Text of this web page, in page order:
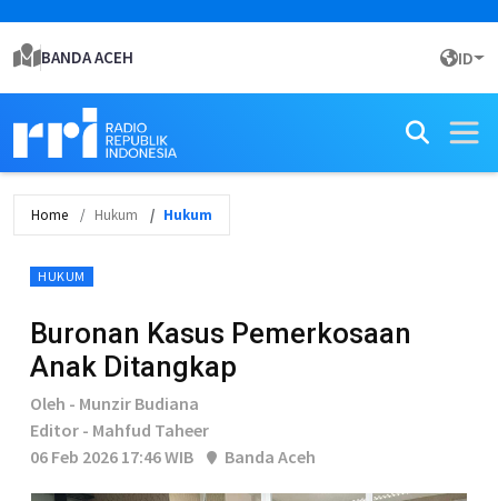
BANDA ACEH ID
Home Hukum Hukum
HUKUM
Buronan Kasus Pemerkosaan
Anak Ditangkap
Oleh - Munzir Budiana
Editor - Mahfud Taheer
06 Feb 2026 17:46 WIB
Banda Aceh